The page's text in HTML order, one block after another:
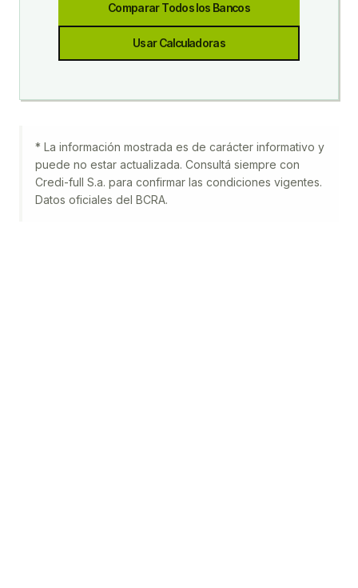
Comparar Todos los Bancos
Usar Calculadoras
* La información mostrada es de carácter informativo y
puede no estar actualizada. Consultá siempre con
Credi-full S.a. para confirmar las condiciones vigentes.
Datos oficiales del BCRA.